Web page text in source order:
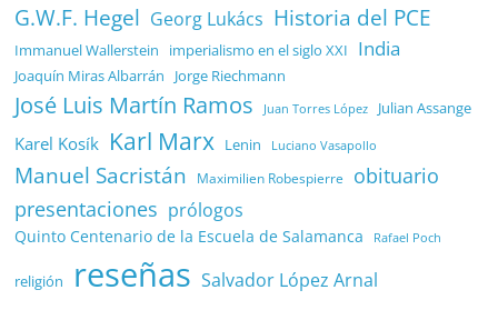
G.W.F. Hegel Georg Lukács Historia del PCE
Immanuel Wallerstein imperialismo en el siglo XXI India
Joaquín Miras Albarrán Jorge Riechmann
José Luis Martín Ramos Juan Torres López Julian Assange
Karel Kosík Karl Marx Lenin Luciano Vasapollo
Manuel Sacristán Maximilien Robespierre
obituario
presentaciones prólogos
Quinto Centenario de la Escuela de Salamanca Rafael Poch
religión reseñas Salvador López Arnal